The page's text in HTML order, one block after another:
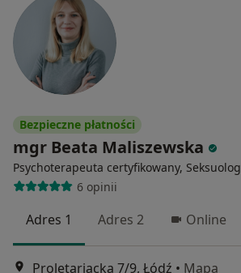
Bezpieczne płatności
mgr Beata Maliszewska
Psychoterapeuta certyfikowany, Seksuolog
6 opinii
Adres 1 Adres 2 Online
Proletariacka 7/9, Łódź • Mapa